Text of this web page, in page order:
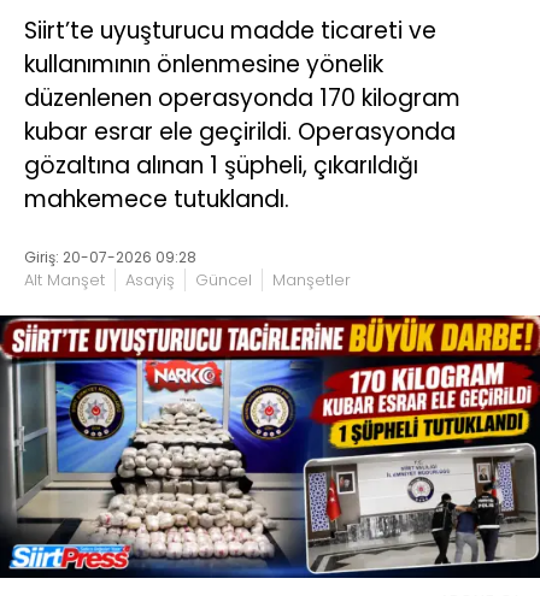
Siirt’te uyuşturucu madde ticareti ve
kullanımının önlenmesine yönelik
düzenlenen operasyonda 170 kilogram
kubar esrar ele geçirildi. Operasyonda
gözaltına alınan 1 şüpheli, çıkarıldığı
mahkemece tutuklandı.
Giriş: 20-07-2026 09:28
Alt Manşet Asayiş Güncel Manşetler